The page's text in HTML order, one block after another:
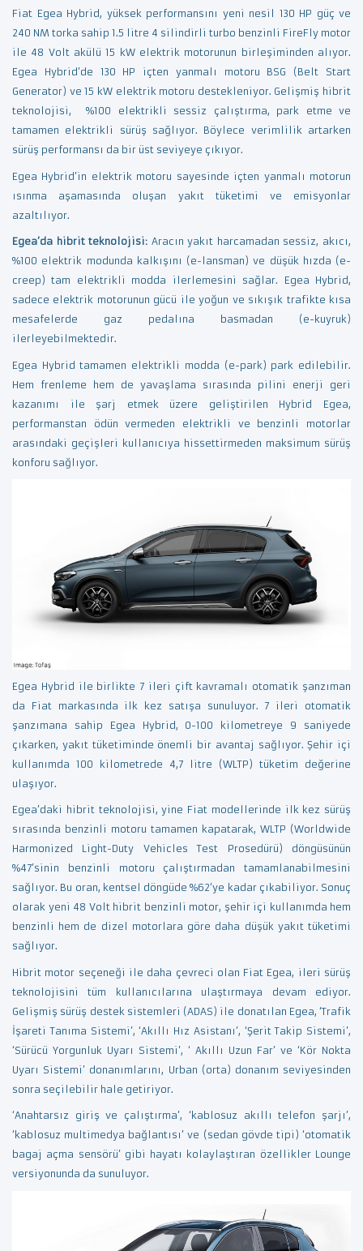
Fiat Egea Hybrid, yüksek performansını yeni nesil 130 HP güç ve
240 NM torka sahip 1.5 litre 4 silindirli turbo benzinli FireFly motor
ile 48 Volt akülü 15 kW elektrik motorunun birleşiminden alıyor.
Egea Hybrid’de 130 HP içten yanmalı motoru BSG (Belt Start
Generator) ve 15 kW elektrik motoru destekleniyor. Gelişmiş hibrit
teknolojisi, %100 elektrikli sessiz çalıştırma, park etme ve
tamamen elektrikli sürüş sağlıyor. Böylece verimlilik artarken
sürüş performansı da bir üst seviyeye çıkıyor.
Egea Hybrid’in elektrik motoru sayesinde içten yanmalı motorun
ısınma aşamasında oluşan yakıt tüketimi ve emisyonlar
azaltılıyor.
Egea’da hibrit teknolojisi: Aracın yakıt harcamadan sessiz, akıcı,
%100 elektrik modunda kalkışını (e-lansman) ve düşük hızda (e-
creep) tam elektrikli modda ilerlemesini sağlar. Egea Hybrid,
sadece elektrik motorunun gücü ile yoğun ve sıkışık trafikte kısa
mesafelerde gaz pedalına basmadan (e-kuyruk)
ilerleyebilmektedir.
Egea Hybrid tamamen elektrikli modda (e-park) park edilebilir.
Hem frenleme hem de yavaşlama sırasında pilini enerji geri
kazanımı ile şarj etmek üzere geliştirilen Hybrid Egea,
performanstan ödün vermeden elektrikli ve benzinli motorlar
arasındaki geçişleri kullanıcıya hissettirmeden maksimum sürüş
konforu sağlıyor.
Egea Hybrid ile birlikte 7 ileri çift kavramalı otomatik şanzıman
da Fiat markasında ilk kez satışa sunuluyor. 7 ileri otomatik
şanzımana sahip Egea Hybrid, 0-100 kilometreye 9 saniyede
çıkarken, yakıt tüketiminde önemli bir avantaj sağlıyor. Şehir içi
kullanımda 100 kilometrede 4,7 litre (WLTP) tüketim değerine
ulaşıyor.
Egea’daki hibrit teknolojisi, yine Fiat modellerinde ilk kez sürüş
sırasında benzinli motoru tamamen kapatarak, WLTP (Worldwide
Harmonized Light-Duty Vehicles Test Prosedürü) döngüsünün
%47’sinin benzinli motoru çalıştırmadan tamamlanabilmesini
sağlıyor. Bu oran, kentsel döngüde %62’ye kadar çıkabiliyor. Sonuç
olarak yeni 48 Volt hibrit benzinli motor, şehir içi kullanımda hem
benzinli hem de dizel motorlara göre daha düşük yakıt tüketimi
sağlıyor.
Hibrit motor seçeneği ile daha çevreci olan Fiat Egea, ileri sürüş
teknolojisini tüm kullanıcılarına ulaştırmaya devam ediyor.
Gelişmiş sürüş destek sistemleri (ADAS) ile donatılan Egea, ‘Trafik
İşareti Tanıma Sistemi’, ‘Akıllı Hız Asistanı’, ‘Şerit Takip Sistemi’,
‘Sürücü Yorgunluk Uyarı Sistemi’, ‘ Akıllı Uzun Far’ ve ‘Kör Nokta
Uyarı Sistemi’ donanımlarını, Urban (orta) donanım seviyesinden
sonra seçilebilir hale getiriyor.
‘Anahtarsız giriş ve çalıştırma’, ‘kablosuz akıllı telefon şarjı’,
‘kablosuz multimedya bağlantısı’ ve (sedan gövde tipi) ‘otomatik
bagaj açma sensörü’ gibi hayatı kolaylaştıran özellikler Lounge
versiyonunda da sunuluyor.